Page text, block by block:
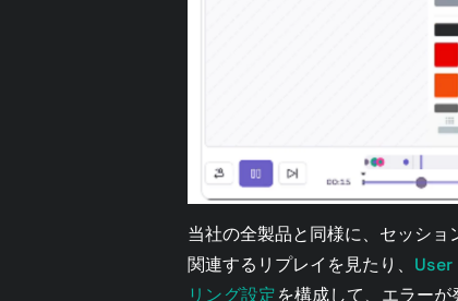
当社の全製品と同様に、セッショ
関連するリプレイを見たり、
リング設定を構成して、エラー